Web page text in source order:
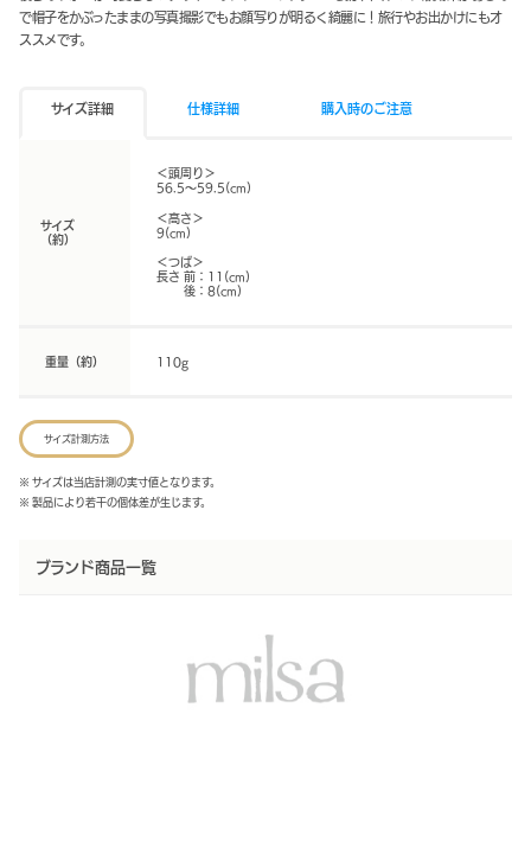
で帽子をかぶったままの写真撮影でもお顔写りが明るく綺麗に！旅行やお出かけにもオ
ススメです。
サイズ詳細 仕様詳細 購入時のご注意
サイズ
（約）
＜頭周り＞
56.5～59.5(cm)
＜高さ＞
9(cm)
＜つば＞
長さ 前：11(cm)
後：8(cm)
重量（約） 110g
サイズ計測方法
※ サイズは当店計測の実寸値となります。
※ 製品により若干の個体差が生じます。
ブランド商品一覧